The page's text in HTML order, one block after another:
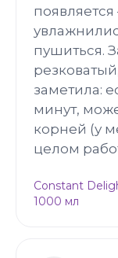
пушиться.
заметила:
минут,
корней (у
целом
Constant
1000 мл